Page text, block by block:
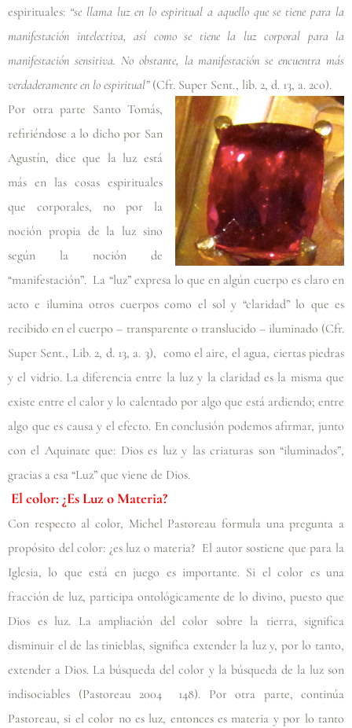
espirituales: “se llama luz en lo espiritual a aquello que se tiene para la
manifestación intelectiva, así como se tiene la luz corporal para la
manifestación sensitiva. No obstante, la manifestación se encuentra más
verdaderamente en lo espiritual” (Cfr. Super Sent., lib. 2, d. 13, a. 2co).
Por otra parte Santo Tomás,
refiriéndose a lo dicho por San
Agustín, dice que la luz está
más en las cosas espirituales
que corporales, no por la
noción propia de la luz sino
según la noción de
“manifestación”. La “luz” expresa lo que en algún cuerpo es claro en
acto e ilumina otros cuerpos como el sol y “claridad” lo que es
recibido en el cuerpo – transparente o translucido – iluminado (Cfr.
Super Sent., Lib. 2, d. 13, a. 3), como el aire, el agua, ciertas piedras
y el vidrio. La diferencia entre la luz y la claridad es la misma que
existe entre el calor y lo calentado por algo que está ardiendo; entre
algo que es causa y el efecto. En conclusión podemos afirmar, junto
con el Aquinate que: Dios es luz y las criaturas son “iluminados”,
gracias a esa “Luz” que viene de Dios.
El color: ¿Es Luz o Materia?
Con respecto al color, Michel Pastoreau formula una pregunta a
propósito del color: ¿es luz o materia? El autor sostiene que para la
Iglesia, lo que está en juego es importante. Si el color es una
fracción de luz, participa ontológicamente de lo divino, puesto que
Dios es luz. La ampliación del color sobre la tierra, significa
disminuir el de las tinieblas, significa extender la luz y, por lo tanto,
extender a Dios. La búsqueda del color y la búsqueda de la luz son
indisociables (Pastoreau 2004 148). Por otra parte, continúa
Pastoreau, si el color no es luz, entonces es materia y por lo tanto